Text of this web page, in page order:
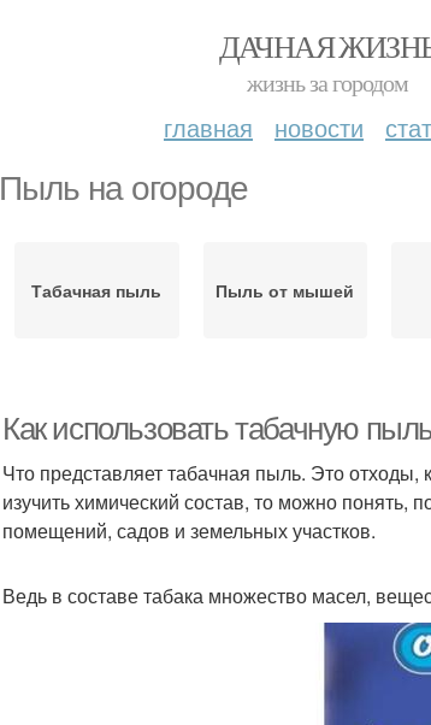
ДАЧНАЯ
жизнь за городом
главная новости
Пыль на огороде
Табачная пыль Пыль от мышей
Как использовать табачную
Что представляет табачная пыль. Это
изучить химический состав, то можно понять,
помещений, садов и земельных участков.
Ведь в составе табака множество масел,